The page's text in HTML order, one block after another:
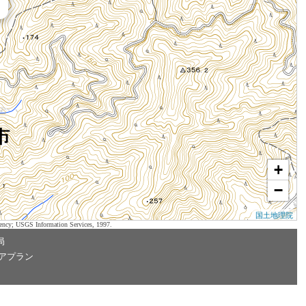
+
−
国土地理院
USGS Information Services, 1997.
プラン